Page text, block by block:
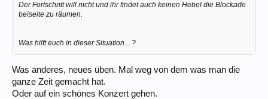
Der Fortschritt will nicht und ihr findet auch keinen Hebel die Blockade
beiseite zu räumen.
Was hilft euch in dieser Situation... ?
Was anderes, neues üben. Mal weg von dem was man die
ganze Zeit gemacht hat.
Oder auf ein schönes Konzert gehen.